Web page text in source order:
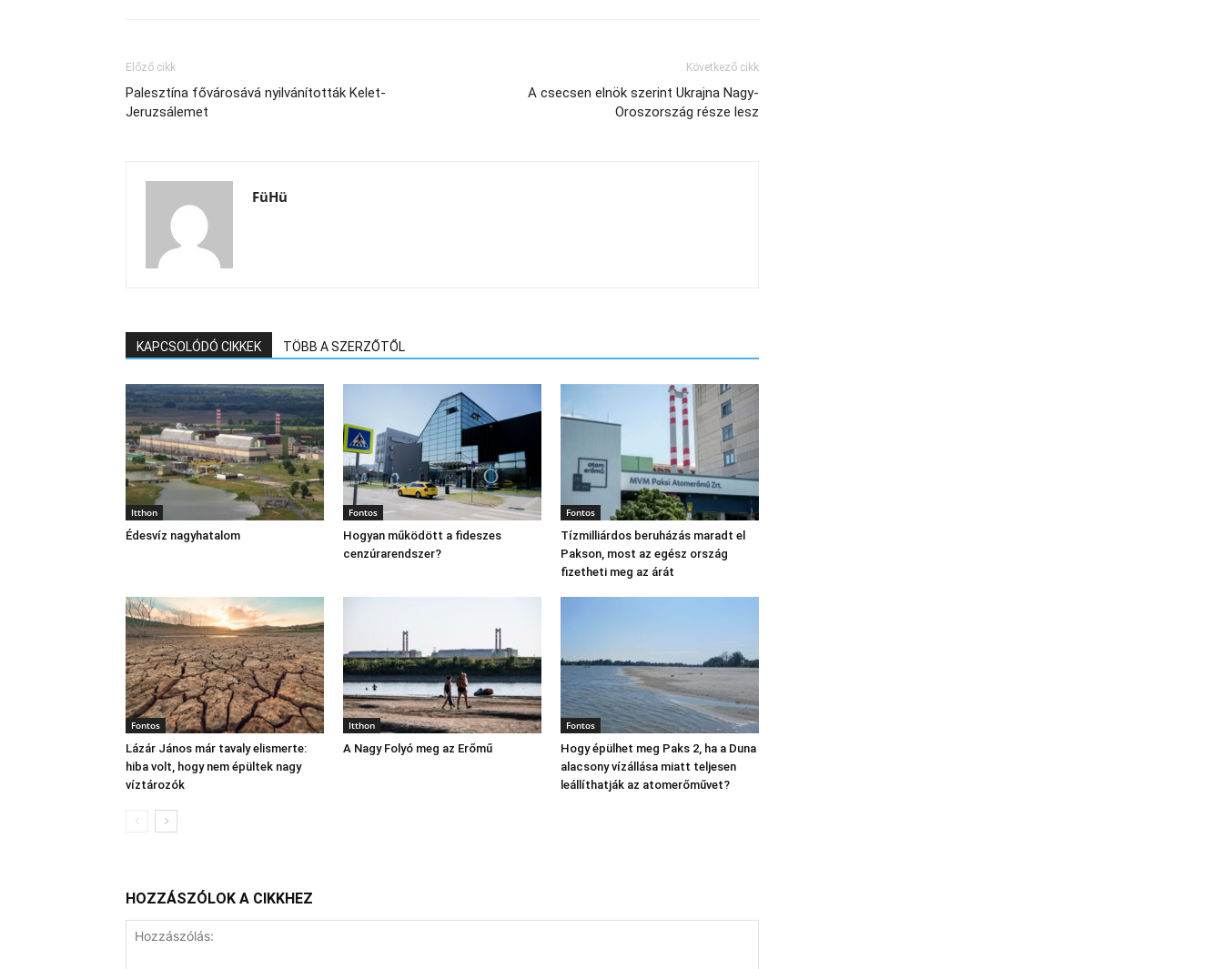
Előző cikk
Palesztína fővárosává nyilvánították Kelet-
Jeruzsálemet
Következő cikk
A csecsen elnök szerint Ukrajna Nagy-
Oroszország része lesz
FüHü
KAPCSOLÓDÓ CIKKEK TÖBB A SZERZŐTŐL
Itthon
Édesvíz nagyhatalom
Fontos
Hogyan működött a fideszes
cenzúrarendszer?
Fontos
Tízmilliárdos beruházás maradt el
Pakson, most az egész ország
fizetheti meg az árát
Fontos
Lázár János már tavaly elismerte:
hiba volt, hogy nem épültek nagy
víztározók
Itthon
A Nagy Folyó meg az Erőmű
Fontos
Hogy épülhet meg Paks 2, ha a Duna
alacsony vízállása miatt teljesen
leállíthatják az atomerőművet?
HOZZÁSZÓLOK A CIKKHEZ